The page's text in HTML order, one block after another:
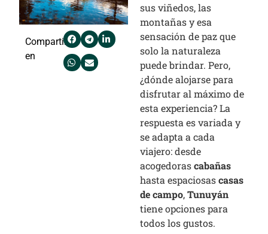
Compartir
en
sus viñedos, las
montañas y esa
sensación de paz que
solo la naturaleza
puede brindar. Pero,
¿dónde alojarse para
disfrutar al máximo de
esta experiencia? La
respuesta es variada y
se adapta a cada
viajero: desde
acogedorascabañas
hasta espaciosascasas
de campo,Tunuyán
tiene opciones para
todos los gustos.